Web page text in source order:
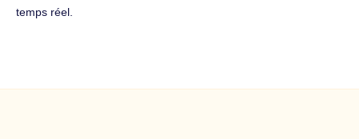
temps réel.